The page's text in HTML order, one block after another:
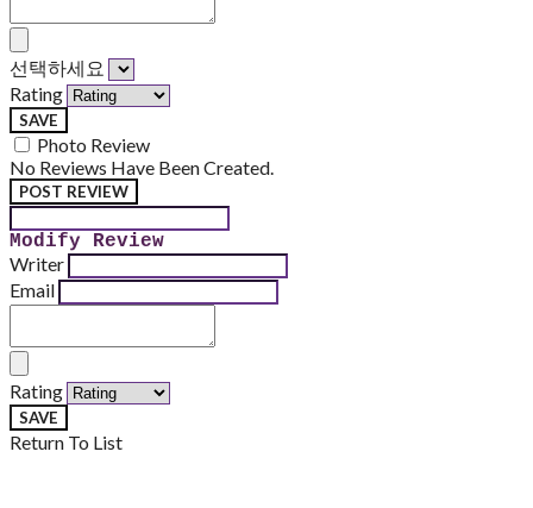
선택하세요
Rating
SAVE
Photo Review
No Reviews Have Been Created.
POST REVIEW
Modify Review
Writer
Email
Rating
SAVE
Return To List